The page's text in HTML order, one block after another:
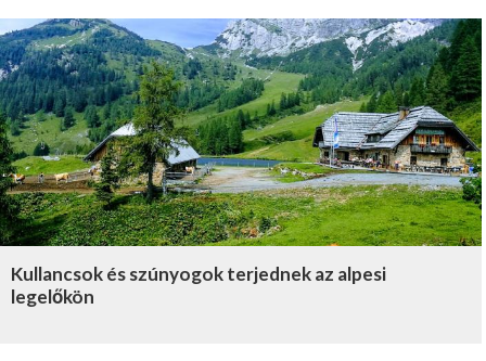
Kullancsok és szúnyogok terjednek az alpesi
legelőkön